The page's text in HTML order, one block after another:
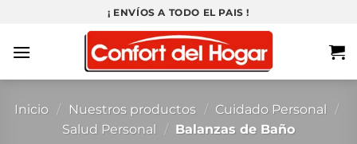
contenido
¡ ENVÍOS A TODO EL PAIS !
Inicio / Nuestros productos / Cuidado Personal
/
Salud Personal
/ Balanzas de Baño